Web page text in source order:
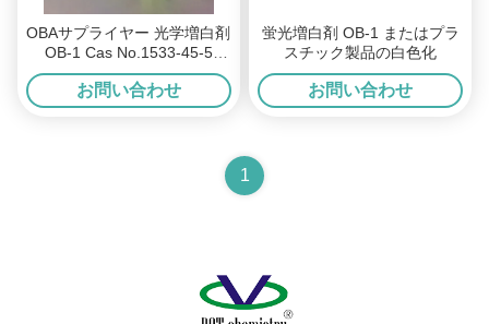
OBAサプライヤー 光学増白剤
OB-1 Cas No.1533-45-5
C.I.393 PP/PE/PA/ABS/PVC
用
お問い合わせ
蛍光増白剤 OB-1 またはプラ
スチック製品の白色化
お問い合わせ
1